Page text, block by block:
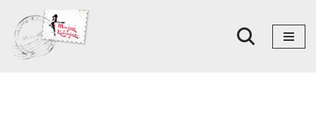
Skoči
na